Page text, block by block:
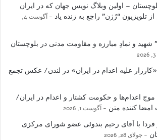
– اولین وبلاگ نویس جهان که در ایران
تلویزیون “رُژن” راجع به زنده یاد
آگوست 4,
شهید و نمادِ مبارزه و مقاومت مدنی در بلوچستان
علیه اعدام در ایران» در لندن/ عکس تجمع
اعدام‌ها و حکومت کشتار و اعدام در ایران/
کننده متن
آگوست 1, 2026
فردا با آقای رحیم بندوئی عضو شورای مرکزی
جولای 28, 2026